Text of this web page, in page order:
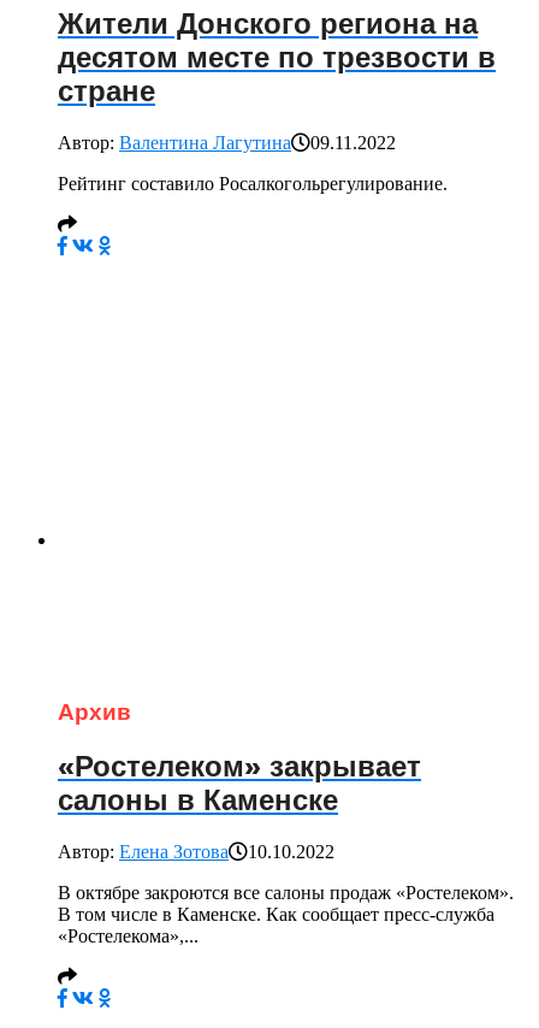
Жители Донского региона на
десятом месте по трезвости в
стране
Автор: Валентина Лагутина
09.11.2022
Рейтинг составило Росалкогольрегулирование.
Архив
«Ростелеком» закрывает
салоны в Каменске
Автор: Елена Зотова
10.10.2022
В октябре закроются все салоны продаж «Ростелеком».
В том числе в Каменске. Как сообщает пресс-служба
«Ростелекома»,...